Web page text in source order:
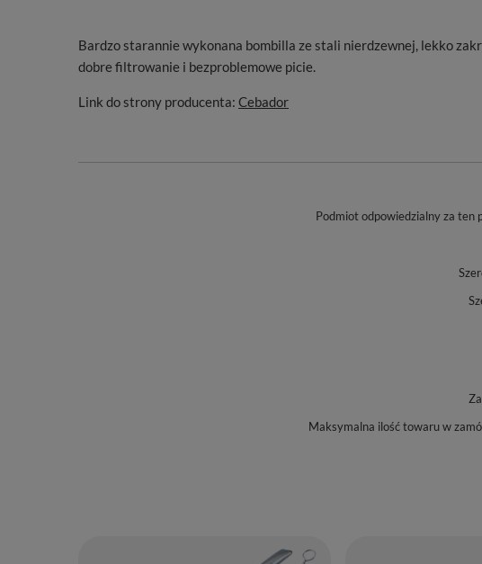
Bardzo starannie wykonana bombilla ze stali nierdzewnej, lekko
dobre filtrowanie i bezproblemowe picie.
Link do strony producenta: Cebador
Podmiot odpowiedzialny za ten
Maksymalna ilość towaru w